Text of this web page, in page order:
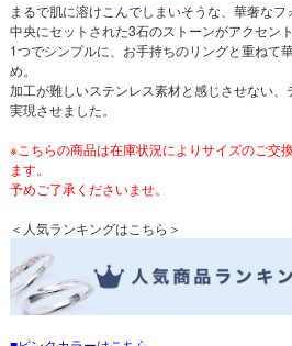
まるで肌に溶けこんでしまいそうな、華奢なフ
中央にセットされた3石のストーンがアクセント
1つでシンプルに、お手持ちのリングと重ねて
め。
加工が難しいステンレス素材と感じさせない
実現させました。
※こちらの商品は在庫状況によりサイズのご交
ます。
予めご了承くださいませ。
＜人気ランキングはこちら＞